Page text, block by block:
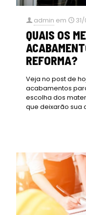
admin em
QUAIS OS
REFORMA?
Veja no post de
acabamentos
escolha dos
que deixarão sua